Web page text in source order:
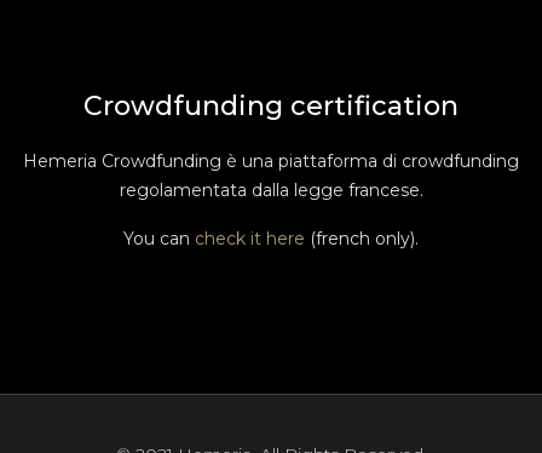
Crowdfunding certification
Hemeria Crowdfunding è una piattaforma di crowdfunding
regolamentata dalla legge francese.
You can check it here (french only).